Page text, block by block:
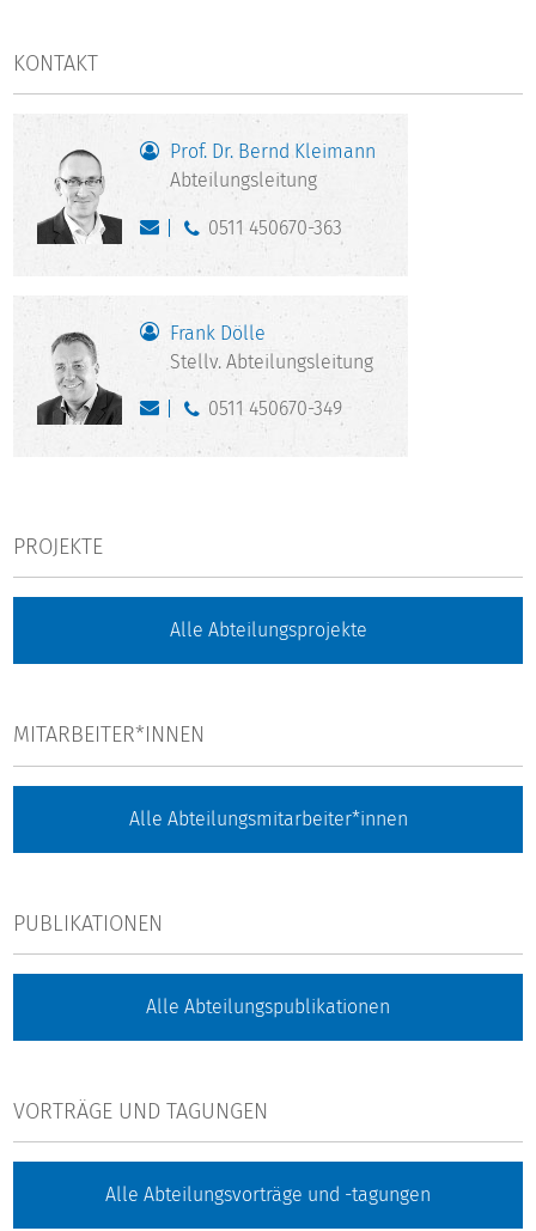
KONTAKT
Prof. Dr. Bernd Kleimann
Abteilungsleitung
0511 450670-363
Frank Dölle
Stellv. Abteilungsleitung
0511 450670-349
PROJEKTE
Alle Abteilungsprojekte
MITARBEITER*INNEN
Alle Abteilungsmitarbeiter*innen
PUBLIKATIONEN
Alle Abteilungspublikationen
VORTRÄGE UND TAGUNGEN
Alle Abteilungsvorträge und -tagungen